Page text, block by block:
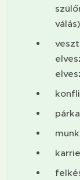
válás)